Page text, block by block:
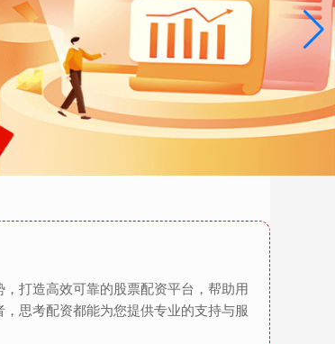
打造高效可靠的股票配资平台，帮助用
思考配资都能为您提供专业的支持与服